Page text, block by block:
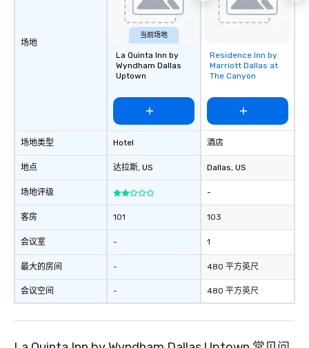
场地
场地类型
地点
场地评级
客房
会议室
最大的房间
会议空间
当前场地
La Quinta Inn by
Wyndham Dallas
Uptown
Hotel
达拉斯, US
101
-
-
-
Removed from
favorites
Residence Inn by
Marriott Dallas at
The Canyon
酒店
Dallas, US
-
103
1
480 平方英尺
480 平方英尺